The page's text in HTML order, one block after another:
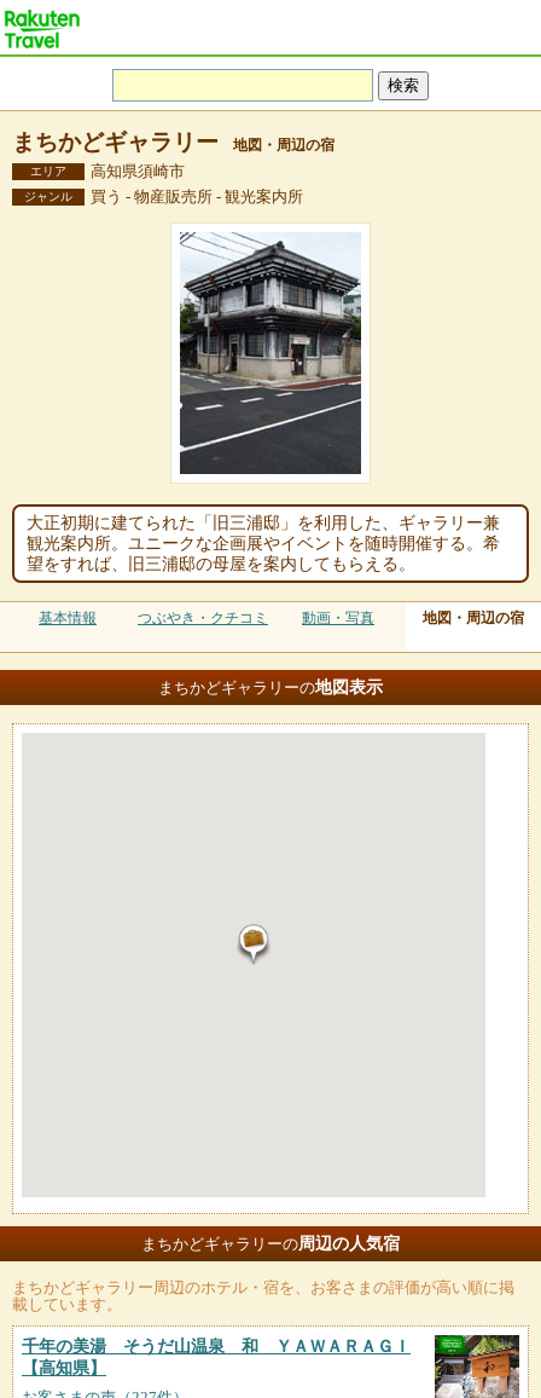
まちかどギャラリー 地図・周辺の宿
エリア 高知県須崎市
ジャンル 買う - 物産販売所 - 観光案内所
大正初期に建てられた「旧三浦邸」を利用した、ギャラリー兼
観光案内所。ユニークな企画展やイベントを随時開催する。希
望をすれば、旧三浦邸の母屋を案内してもらえる。
基本情報 つぶやき・クチコミ 動画・写真 地図・周辺の宿
まちかどギャラリーの地図表示
まちかどギャラリーの周辺の人気宿
まちかどギャラリー周辺のホテル・宿を、お客さまの評価が高い順に掲
載しています。
千年の美湯 そうだ山温泉 和 ＹＡＷＡＲＡＧＩ
【高知県】